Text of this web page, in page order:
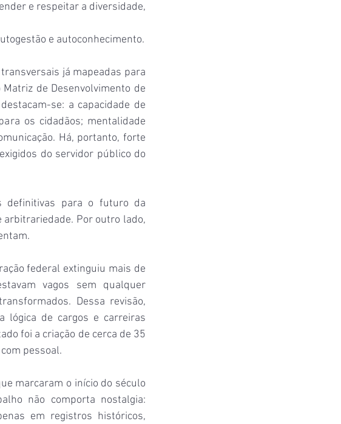
e respeitar a diversidade,
autogestão e autoconhecimento.
já mapeadas para
de Desenvolvimento de
se: a capacidade de
os cidadãos; mentalidade
Há, portanto, forte
do servidor público do
definitivas para o futuro da
arbitrariedade. Por outro lado,
federal extinguiu mais de
vagos sem qualquer
Dessa revisão,
lógica de cargos e carreiras
foi a criação de cerca de 35
pessoal.
marcaram o início do século
não comporta nostalgia:
em registros históricos,